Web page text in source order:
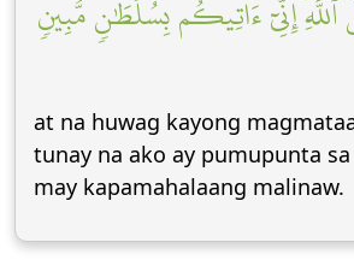
ٱللَّهِۖ إِنِّيٓ ءَاتِيكُم بِسُلۡطَٰنٖ مُّبِينٖ
at na huwag kayong
tunay na ako ay pumupunta
may kapamahalaang malinaw.